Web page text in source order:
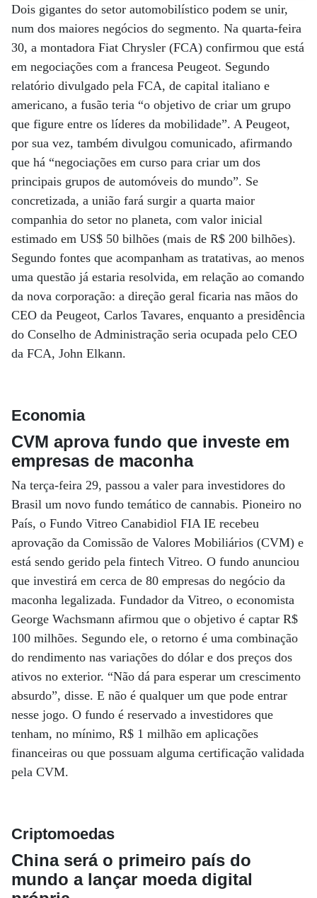
Dois gigantes do setor automobilístico podem se unir,
num dos maiores negócios do segmento. Na quarta-feira
30, a montadora Fiat Chrysler (FCA) confirmou que está
em negociações com a francesa Peugeot. Segundo
relatório divulgado pela FCA, de capital italiano e
americano, a fusão teria “o objetivo de criar um grupo
que figure entre os líderes da mobilidade”. A Peugeot,
por sua vez, também divulgou comunicado, afirmando
que há “negociações em curso para criar um dos
principais grupos de automóveis do mundo”. Se
concretizada, a união fará surgir a quarta maior
companhia do setor no planeta, com valor inicial
estimado em US$ 50 bilhões (mais de R$ 200 bilhões).
Segundo fontes que acompanham as tratativas, ao menos
uma questão já estaria resolvida, em relação ao comando
da nova corporação: a direção geral ficaria nas mãos do
CEO da Peugeot, Carlos Tavares, enquanto a presidência
do Conselho de Administração seria ocupada pelo CEO
da FCA, John Elkann.
Economia
CVM aprova fundo que investe em
empresas de maconha
Na terça-feira 29, passou a valer para investidores do
Brasil um novo fundo temático de cannabis. Pioneiro no
País, o Fundo Vitreo Canabidiol FIA IE recebeu
aprovação da Comissão de Valores Mobiliários (CVM) e
está sendo gerido pela fintech Vitreo. O fundo anunciou
que investirá em cerca de 80 empresas do negócio da
maconha legalizada. Fundador da Vitreo, o economista
George Wachsmann afirmou que o objetivo é captar R$
100 milhões. Segundo ele, o retorno é uma combinação
do rendimento nas variações do dólar e dos preços dos
ativos no exterior. “Não dá para esperar um crescimento
absurdo”, disse. E não é qualquer um que pode entrar
nesse jogo. O fundo é reservado a investidores que
tenham, no mínimo, R$ 1 milhão em aplicações
financeiras ou que possuam alguma certificação validada
pela CVM.
Criptomoedas
China será o primeiro país do
mundo a lançar moeda digital